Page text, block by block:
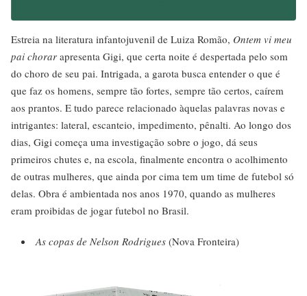
Estreia na literatura infantojuvenil de Luiza Romão, Ontem vi meu
pai chorar apresenta Gigi, que certa noite é despertada pelo som
do choro de seu pai. Intrigada, a garota busca entender o que é
que faz os homens, sempre tão fortes, sempre tão certos, caírem
aos prantos. E tudo parece relacionado àquelas palavras novas e
intrigantes: lateral, escanteio, impedimento, pênalti. Ao longo dos
dias, Gigi começa uma investigação sobre o jogo, dá seus
primeiros chutes e, na escola, finalmente encontra o acolhimento
de outras mulheres, que ainda por cima tem um time de futebol só
delas. Obra é ambientada nos anos 1970, quando as mulheres
eram proibidas de jogar futebol no Brasil.
As copas de Nelson Rodrigues (Nova Fronteira)